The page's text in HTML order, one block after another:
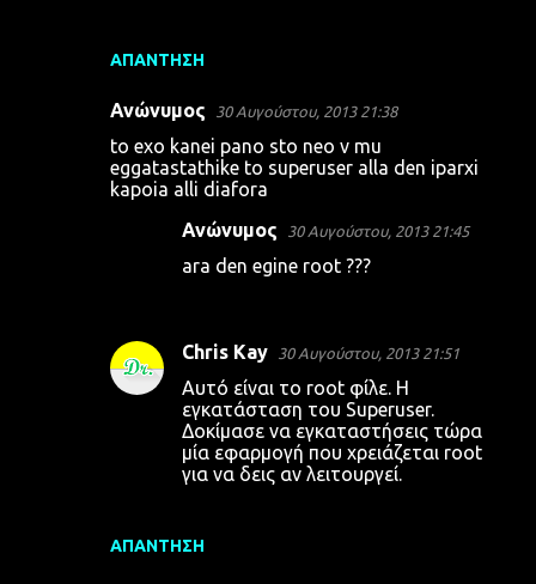
ΑΠΆΝΤΗΣΗ
Ανώνυμος 30 Αυγούστου, 2013 21:38
to exo kanei pano sto neo v mu
eggatastathike to superuser alla den iparxi
kapoia alli diafora
ΑΠΆΝΤΗΣΗ
Ανώνυμος 30 Αυγούστου, 2013 21:45
ara den egine root ???
Chris Kay 30 Αυγούστου, 2013 21:51
Αυτό είναι το root φίλε. Η
εγκατάσταση του Superuser.
Δοκίμασε να εγκαταστήσεις τώρα
μία εφαρμογή που χρειάζεται root
για να δεις αν λειτουργεί.